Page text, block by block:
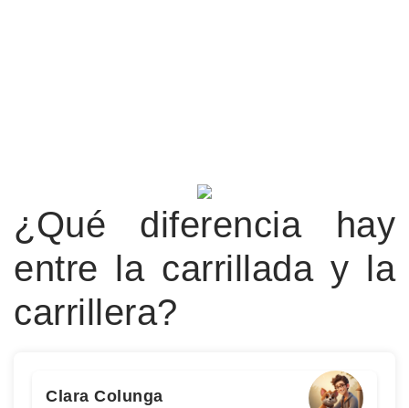
¿Qué diferencia hay
entre la carrillada y la
carrillera?
Clara Colunga